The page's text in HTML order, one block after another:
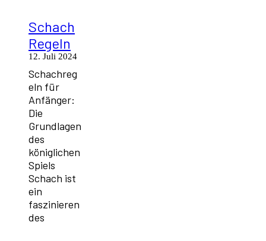
Schach
Regeln
12. Juli 2024
Schachreg
eln für
Anfänger:
Die
Grundlagen
des
königlichen
Spiels
Schach ist
ein
faszinieren
des